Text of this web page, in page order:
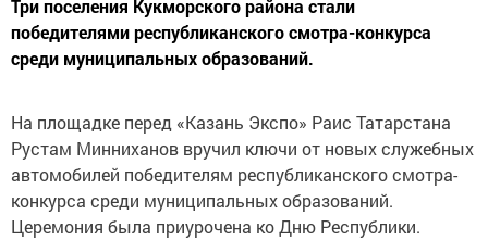
Три поселения Кукморского района стали
победителями республиканского смотра-конкурса
среди муниципальных образований.
На площадке перед «Казань Экспо» Раис Татарстана
Рустам Минниханов вручил ключи от новых служебных
автомобилей победителям республиканского смотра-
конкурса среди муниципальных образований.
Церемония была приурочена ко Дню Республики.